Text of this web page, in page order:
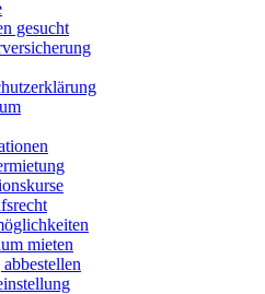
gesucht
mieten